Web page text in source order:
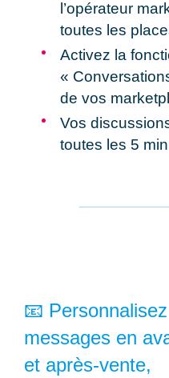
l’opérateur
toutes les
Activez la
«
de vos
Vos
toutes les 5
📧
messages en
et après-vente,